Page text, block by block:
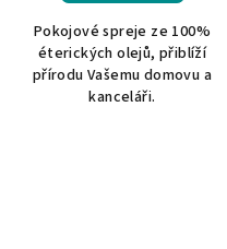
Pokojové spreje ze 100%
éterických olejů, přiblíží
přírodu Vašemu domovu a
kanceláři.